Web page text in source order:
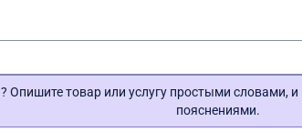
Опишите товар или услугу простыми словами,
пояснениями.